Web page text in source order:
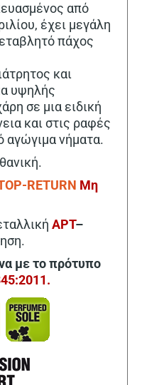
από
έχει μεγάλη
πάχος
και
υψηλής
σε μια ειδική
και στις ραφές
αγώγιμα νήματα.
RETURN Μη
APT–
με το πρότυπο